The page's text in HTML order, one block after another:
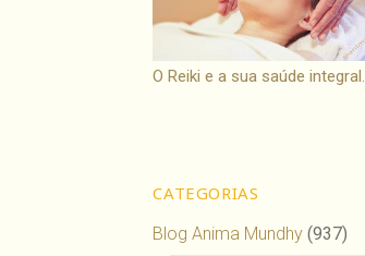
O Reiki e a sua saúde integral.
CATEGORIAS
Blog Anima Mundhy (937)